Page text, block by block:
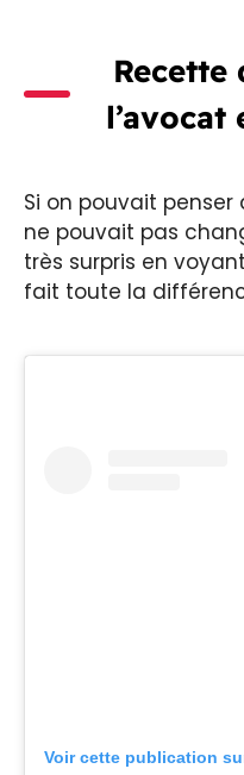
Recette
l’avocat
Si on pouvait
ne pouvait pas
très surpris en
fait toute la
Voir cette publication